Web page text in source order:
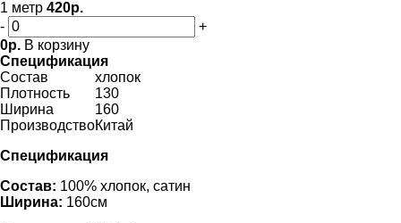
1 метр 420р.
-
+
0р. В корзину
Спецификация
Состав
хлопок
Плотность
130
Ширина
160
ПроизводствоКитай
Спецификация
Состав: 100% хлопок, сатин
Ширина: 160см